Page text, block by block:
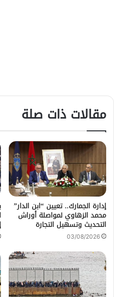
مقالات ذات صلة
إدارة الجمارك.. تعيين “ابن الدار”
محمد الزهاوي لمواصلة أوراش
التحديث وتسهيل التجارة
03/08/2026